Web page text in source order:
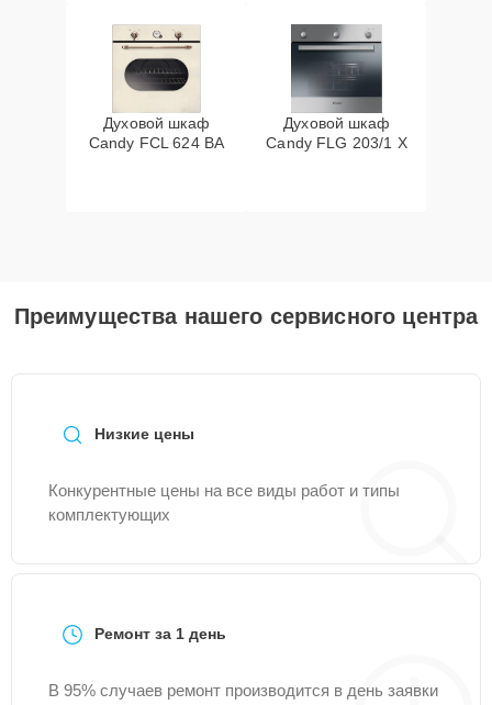
Духовой шкаф
Candy FCL 624 BA
Духовой шкаф
Candy FLG 203/1 X
Преимущества нашего сервисного центра
Низкие цены
Конкурентные цены на все виды работ и типы
комплектующих
Ремонт за 1 день
В 95% случаев ремонт производится в день заявки